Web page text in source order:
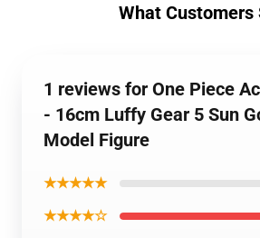
What Customers
1 reviews for One Piece
- 16cm Luffy Gear 5 Sun
Model Figure
★★★★★
★★★★☆